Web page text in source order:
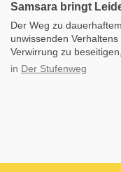
Samsara bringt
Der Weg zu
unwissenden
Verwirrung zu
in Der Stufenweg